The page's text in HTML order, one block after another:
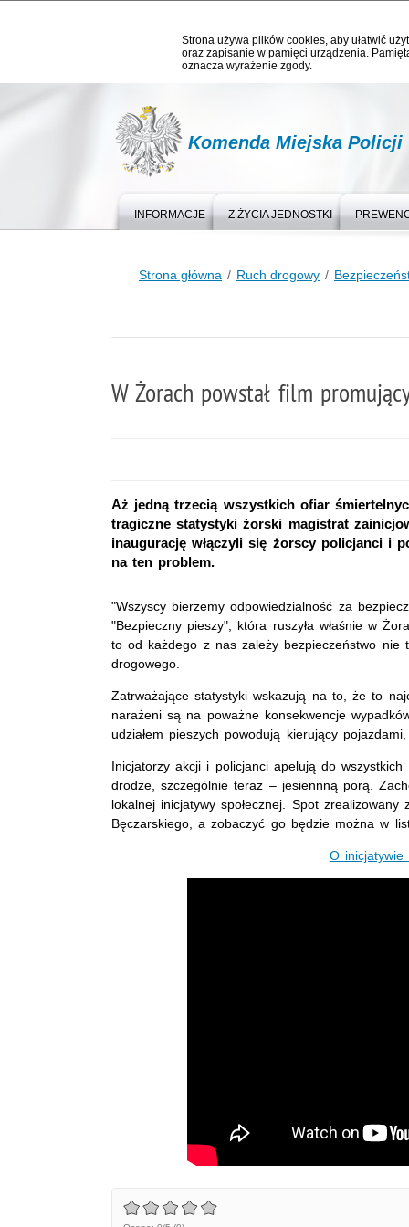
Strona używa plików cookies, aby ułatwić
oraz zapisanie w pamięci urządzenia.
oznacza wyrażenie zgody.
Komenda Miejska Policji
INFORMACJE Z ŻYCIA JEDNOSTKI
Strona główna Ruch drogowy
W Żorach powstał film
Aż jedną trzecią wszystkich ofiar
tragiczne statystyki żorski magistrat
inaugurację włączyli się żorscy policjanci i
na ten problem.
"Wszyscy bierzemy odpowiedzialność za
"Bezpieczny pieszy", która ruszyła właśnie w
to od każdego z nas zależy bezpieczeństwo
drogowego.
Zatrważające statystyki wskazują na to, że to
narażeni są na poważne konsekwencje
udziałem pieszych powodują kierujący
Inicjatorzy akcji i policjanci apelują do
drodze, szczególnie teraz – jesiennną porą.
lokalnej inicjatywy społecznej. Spot
Bęczarskiego, a zobaczyć go będzie można w
O